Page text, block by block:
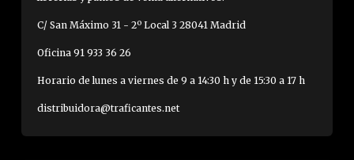
C/ San Máximo 31 - 2º Local 3 28041 Madrid
Oficina 91 933 36 26
Horario de lunes a viernes de 9 a 14:30 h y de 15:30 a 17 h
distribuidora@traficantes.net